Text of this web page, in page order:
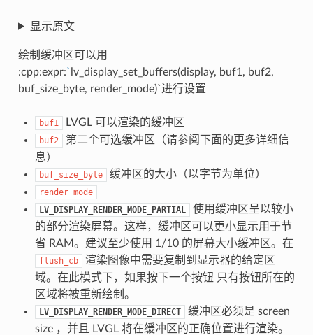
显示原文
绘制缓冲区可以用
:cpp:expr:` lv_display_set_buffers(display, buf1, buf2,
buf_size_byte, render_mode)`进行设置
buf1 LVGL 可以渲染的缓冲区
buf2
第二个可选缓冲区（请参阅下面的更多详细信
息）
buf_size_byte 缓冲区的大小（以字节为单位）
render_mode
LV_DISPLAY_RENDER_MODE_PARTIAL
使用缓冲区呈以较小
的部分渲染屏幕。这样，缓冲区可以更小显示用于节
省 RAM。建议至少使用 1/10 的屏幕大小缓冲区。在
flush_cb
渲染图像中需要复制到显示器的给定区
域。在此模式下，如果按下一个按钮 只有按钮所在的
区域将被重新绘制。
LV_DISPLAY_RENDER_MODE_DIRECT
缓冲区必须是 screen
size ，并且 LVGL 将在缓冲区的正确位置进行渲染。